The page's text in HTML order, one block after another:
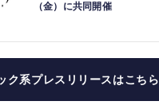
（金）に共同開催
ク系プレスリリースはこちら